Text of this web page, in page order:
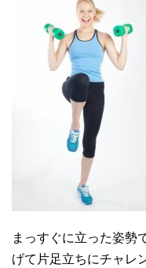
まっすぐに立った姿勢
げて片足立ちにチャレ